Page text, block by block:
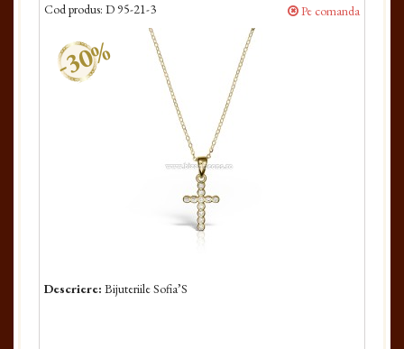
Cod produs: D 95-21-3 Pe comanda
-30%
Descriere: Bijuteriile Sofia’S